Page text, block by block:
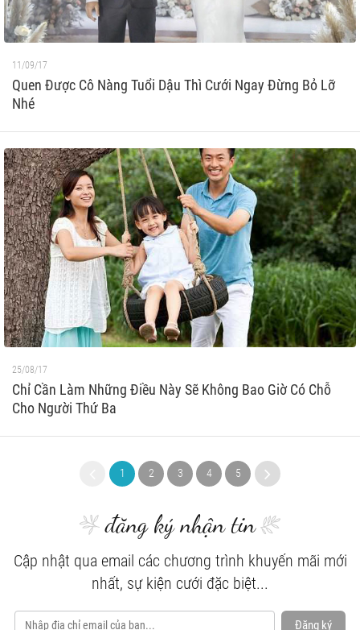
11/09/17
Quen Được Cô Nàng Tuổi Dậu Thì Cưới Ngay Đừng Bỏ Lỡ
Nhé
25/08/17
Chỉ Cần Làm Những Điều Này Sẽ Không Bao Giờ Có Chỗ
Cho Người Thứ Ba
1 2 3 4 5 6
đăng ký nhận tin
Cập nhật qua email các chương trình khuyến mãi mới
nhất, sự kiện cưới đặc biệt...
Đăng ký